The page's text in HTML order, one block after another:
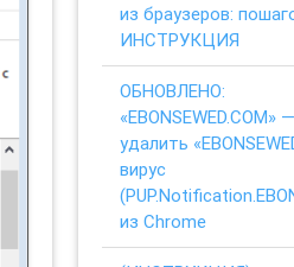
из браузеров:
ИНСТРУКЦИЯ
ОБНОВЛЕНО:
«EBONSEWED.COM»
удалить
вирус
из Chrome